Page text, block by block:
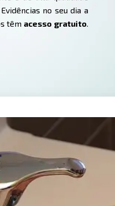
no seu dia a
têm acesso gratuito.